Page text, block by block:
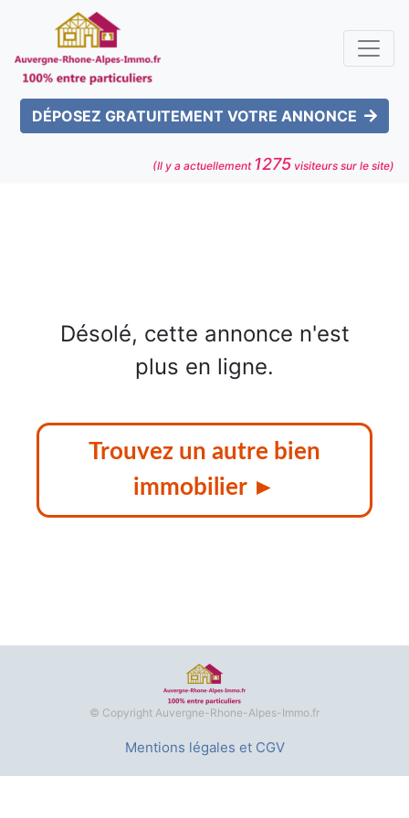
DÉPOSEZ GRATUITEMENT VOTRE ANNONCE
(Il y a actuellement 1275 visiteurs sur le site)
Désolé, cette annonce n'est
plus en ligne.
Trouvez un autre bien
immobilier ►
© Copyright Auvergne-Rhone-Alpes-Immo.fr
Mentions légales et CGV